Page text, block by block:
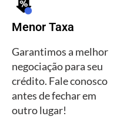
Menor Taxa
Garantimos a melhor
negociação para seu
crédito. Fale conosco
antes de fechar em
outro lugar!